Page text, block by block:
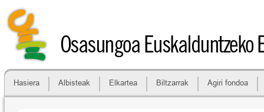
Osasungoa Euskalduntzeko
Hasiera Albisteak Elkartea Biltzarrak Agiri fondoa